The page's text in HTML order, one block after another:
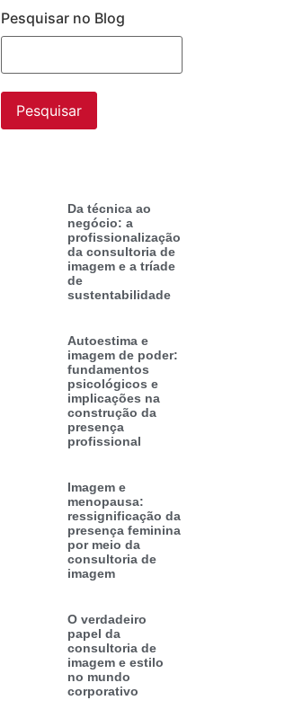
Pesquisar no Blog
Da técnica ao
negócio: a
profissionalização
da consultoria de
imagem e a tríade
de
sustentabilidade
Autoestima e
imagem de poder:
fundamentos
psicológicos e
implicações na
construção da
presença
profissional
Imagem e
menopausa:
ressignificação da
presença feminina
por meio da
consultoria de
imagem
O verdadeiro
papel da
consultoria de
imagem e estilo
no mundo
corporativo